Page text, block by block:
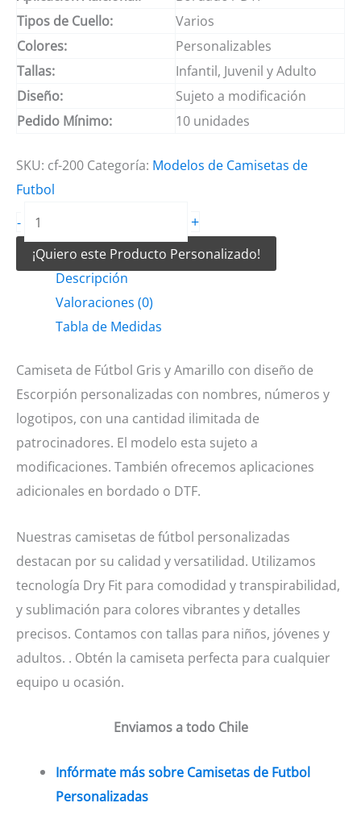
Tipos de Cuello:
Varios
Colores:
Personalizables
Tallas:
Infantil, Juvenil y Adulto
Diseño:
Sujeto a modificación
Pedido Mínimo:
10 unidades
SKU: cf-200 Categoría: Modelos de Camisetas de
Futbol
-
de
Fútbol
Amarillo
Escorpión
+
¡Quiero este Producto Personalizado!
Descripción
Valoraciones (0)
Tabla de Medidas
Camiseta de Fútbol Gris y Amarillo con diseño de
Escorpión personalizadas con nombres, números y
logotipos, con una cantidad ilimitada de
patrocinadores. El modelo esta sujeto a
modificaciones. También ofrecemos aplicaciones
adicionales en bordado o DTF.
Nuestras camisetas de fútbol personalizadas
destacan por su calidad y versatilidad. Utilizamos
tecnología Dry Fit para comodidad y transpirabilidad,
y sublimación para colores vibrantes y detalles
precisos. Contamos con tallas para niños, jóvenes y
adultos. . Obtén la camiseta perfecta para cualquier
equipo u ocasión.
Enviamos a todo Chile
Infórmate más sobre Camisetas de Futbol
Personalizadas